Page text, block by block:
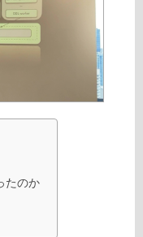
たのか